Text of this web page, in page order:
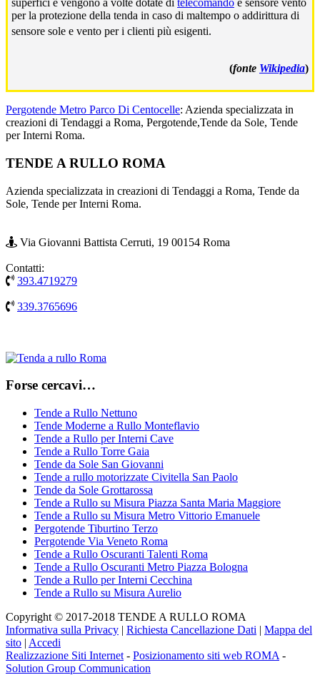
per la protezione della tenda in caso di maltempo o addirittura di
sensore sole e vento per i clienti più esigenti.
(fonte Wikipedia)
Pergotende Metro Parco Di Centocelle: Azienda specializzata in
creazioni di Tendaggi a Roma, Pergotende,Tende da Sole, Tende
per Interni Roma.
Footer
TENDE A RULLO ROMA
Azienda specializzata in creazioni di Tendaggi a Roma, Tende da
Sole, Tende per Interni Roma.
Via Giovanni Battista Cerruti, 19 00154 Roma
Contatti:
393.4719279
339.3765696
Forse cercavi…
Tende a Rullo Nettuno
Tende Moderne a Rullo Monteflavio
Tende a Rullo per Interni Cave
Tende a Rullo Torre Gaia
Tende da Sole San Giovanni
Tende a rullo motorizzate Civitella San Paolo
Tende da Sole Grottarossa
Tende a Rullo su Misura Piazza Santa Maria Maggiore
Tende a Rullo su Misura Metro Vittorio Emanuele
Pergotende Tiburtino Terzo
Pergotende Via Veneto Roma
Tende a Rullo Oscuranti Talenti Roma
Tende a Rullo Oscuranti Metro Piazza Bologna
Tende a Rullo per Interni Cecchina
Tende a Rullo su Misura Aurelio
Copyright © 2017-2018 TENDE A RULLO ROMA
Informativa sulla Privacy | Richiesta Cancellazione Dati | Mappa del
sito | Accedi
Realizzazione Siti Internet - Posizionamento siti web ROMA -
Solution Group Communication